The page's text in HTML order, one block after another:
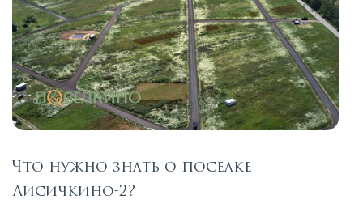
Что нужно знать о поселке
Лисичкино-2?